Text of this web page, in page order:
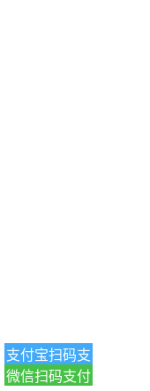
支付宝扫码支
付
微信扫码支付